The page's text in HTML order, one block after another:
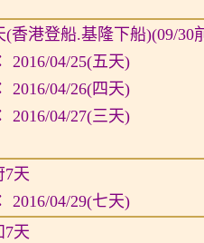
香港登船.基隆下船)(09/30
2016/04/25(五天)
2016/04/26(四天)
2016/04/27(三天)
7天
2016/04/29(七天)
7天